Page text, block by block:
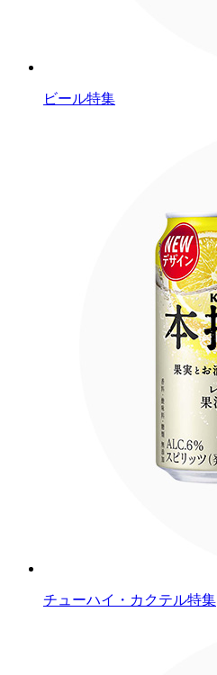
ビール特集
チューハイ・カクテル特集